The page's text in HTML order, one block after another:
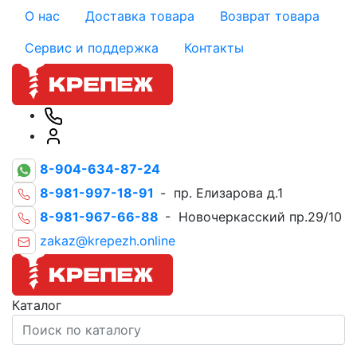
О нас Доставка товара
Возврат товара
Сервис и поддержка
Контакты
8-904-634-87-24
8-981-997-18-91 - пр. Елизарова д.1
8-981-967-66-88 - Новочеркасский пр.29/10
zakaz@krepezh.online
Каталог